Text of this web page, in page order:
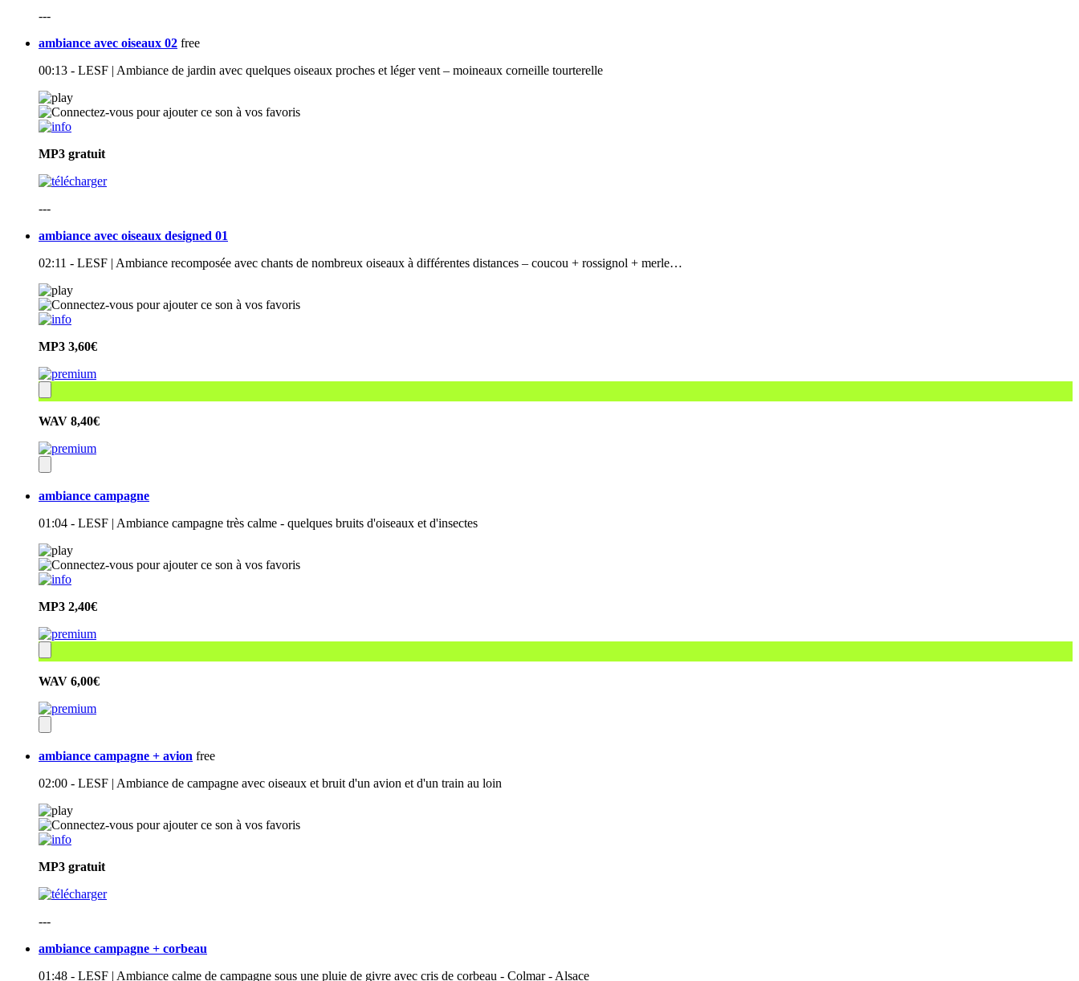
---
ambiance avec oiseaux 02 free
00:13 - LESF | Ambiance de jardin avec quelques oiseaux proches et léger vent – moineaux corneille tourterelle
MP3 gratuit
---
ambiance avec oiseaux designed 01
02:11 - LESF | Ambiance recomposée avec chants de nombreux oiseaux à différentes distances – coucou + rossignol + merle…
MP3 3,60€
WAV 8,40€
ambiance campagne
01:04 - LESF | Ambiance campagne très calme - quelques bruits d'oiseaux et d'insectes
MP3 2,40€
WAV 6,00€
ambiance campagne + avion free
02:00 - LESF | Ambiance de campagne avec oiseaux et bruit d'un avion et d'un train au loin
MP3 gratuit
---
ambiance campagne + corbeau
01:48 - LESF | Ambiance calme de campagne sous une pluie de givre avec cris de corbeau - Colmar - Alsace